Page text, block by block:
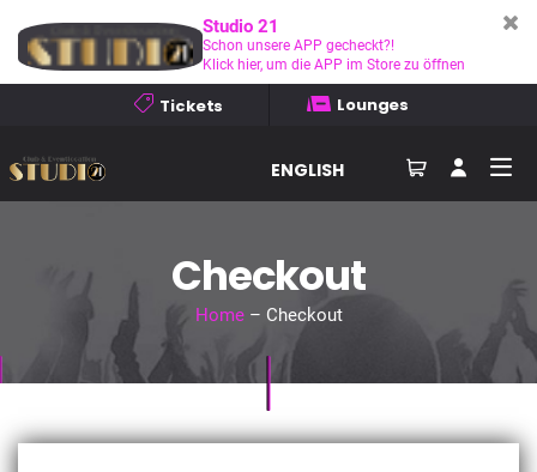
Tickets Lounges
ENGLISH
Checkout
Home– Checkout
Studio 21
Schon unsere APP gecheckt?!
Klick hier, um die APP im Store zu öffnen